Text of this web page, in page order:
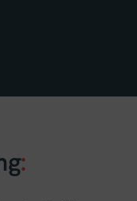
: